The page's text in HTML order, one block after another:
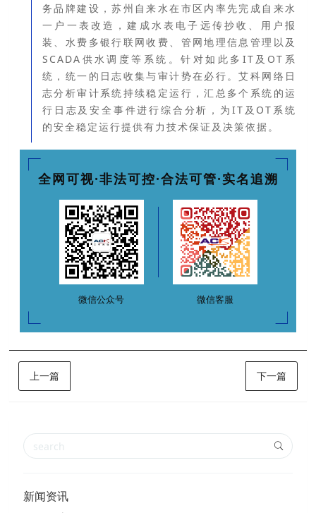
务品牌建设，苏州自来水在市区内率先完成自来水
一户一表改造，建成水表电子远传抄收、用户报
装、水费多银行联网收费、管网地理信息管理以及
SCADA供水调度等系统。针对如此多IT及OT系
统，统一的日志收集与审计势在必行。艾科网络日
志分析审计系统持续稳定运行，汇总多个系统的运
行日志及安全事件进行综合分析，为IT及OT系统
的安全稳定运行提供有力技术保证及决策依据。
全网可视·非法可控·合法可管·实名追溯
微信公众号 微信客服
上一篇 下一篇
新闻资讯